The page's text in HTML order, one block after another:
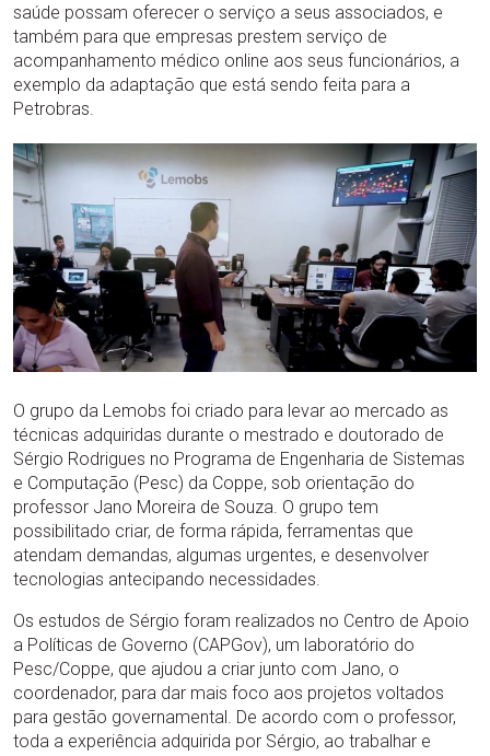
saúde possam oferecer o serviço a seus associados, e
também para que empresas prestem serviço de
acompanhamento médico online aos seus funcionários, a
exemplo da adaptação que está sendo feita para a
Petrobras.
O grupo da Lemobs foi criado para levar ao mercado as
técnicas adquiridas durante o mestrado e doutorado de
Sérgio Rodrigues no Programa de Engenharia de Sistemas
e Computação (Pesc) da Coppe, sob orientação do
professor Jano Moreira de Souza. O grupo tem
possibilitado criar, de forma rápida, ferramentas que
atendam demandas, algumas urgentes, e desenvolver
tecnologias antecipando necessidades.
Os estudos de Sérgio foram realizados no Centro de Apoio
a Políticas de Governo (CAPGov), um laboratório do
Pesc/Coppe, que ajudou a criar junto com Jano, o
coordenador, para dar mais foco aos projetos voltados
para gestão governamental. De acordo com o professor,
toda a experiência adquirida por Sérgio, ao trabalhar e